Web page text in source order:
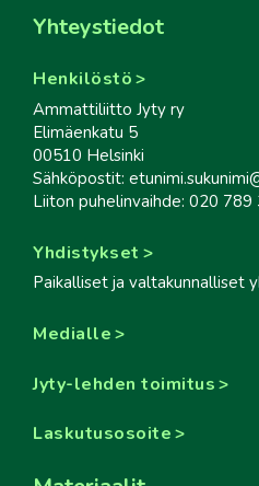
Yhteystiedot
Henkilöstö
Ammattiliitto Jyty ry
Elimäenkatu 5
00510 Helsinki
Sähköpostit:
Liiton puhelinvaihde: 020 789
Yhdistykset
Paikalliset ja valtakunnalliset
Medialle
Jyty-lehden toimitus
Laskutusosoite